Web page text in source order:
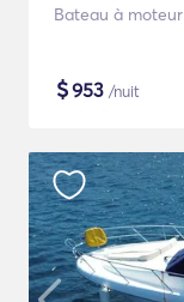
Bateau à moteur
$953 /nuit